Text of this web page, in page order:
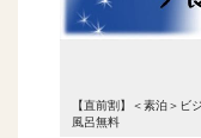
【直前割】＜素泊＞ビ
風呂無料